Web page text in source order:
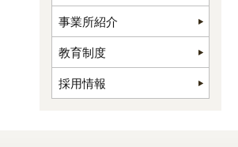
事業所紹介
教育制度
採用情報